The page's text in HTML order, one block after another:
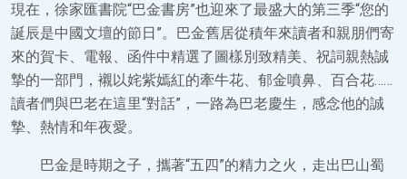
現在，徐家匯書院“巴金書房”也迎來了最盛大的第三季“您的
誕辰是中國文壇的節日”。巴金舊居從積年來讀者和親朋們寄
來的賀卡、電報、函件中精選了圖樣別致精美、祝詞親熱誠
摯的一部門，襯以姹紫嫣紅的牽牛花、郁金噴鼻、百合花……
讀者們與巴老在這里“對話”，一路為巴老慶生，感念他的誠
摯、熱情和年夜愛。
巴金是時期之子，攜著“五四”的精力之火，走出巴山蜀